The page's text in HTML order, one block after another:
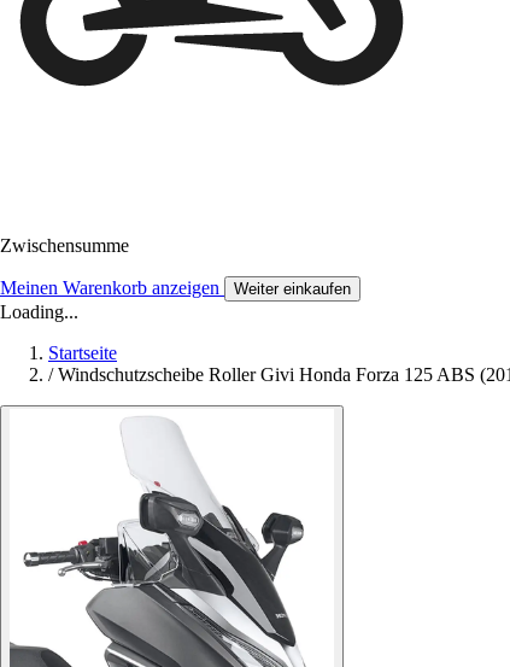
Zwischensumme
Meinen Warenkorb anzeigen Weiter einkaufen
Loading...
Startseite
/ Windschutzscheibe Roller Givi Honda Forza 125 ABS